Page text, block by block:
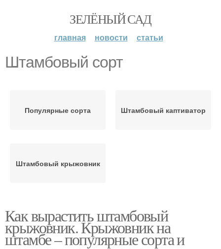
ЗЕЛЁНЫЙ САД
главная новости статьи
Штамбовый сорт
Популярные сорта Штамбовый каптиватор
Штамбовый крыжовник
Как вырастить штамбовый
крыжовник. Крыжовник на
штамбе – популярные сорта и